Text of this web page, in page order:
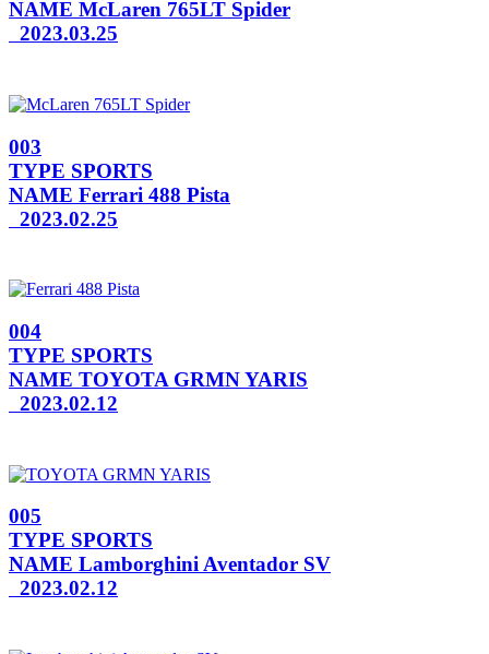
NAME McLaren 765LT Spider
2023.03.25
003
TYPE SPORTS
NAME Ferrari 488 Pista
2023.02.25
004
TYPE SPORTS
NAME TOYOTA GRMN YARIS
2023.02.12
005
TYPE SPORTS
NAME Lamborghini Aventador SV
2023.02.12